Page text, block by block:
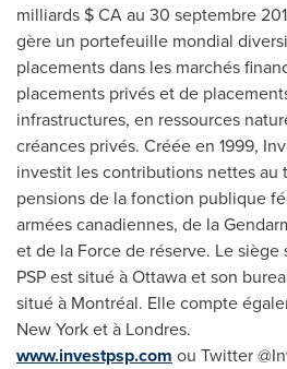
milliards $ CA au 30 septembre
gère un portefeuille mondial
placements dans les marchés
placements privés et de
infrastructures, en ressources
créances privés. Créée en 1999,
investit les contributions nettes au
pensions de la fonction publique
armées canadiennes, de la
et de la Force de réserve. Le
PSP est situé àOttawaet son
situé à Montréal. Elle compte
New Yorket à Londres.
www.investpsp.com ou Twitter